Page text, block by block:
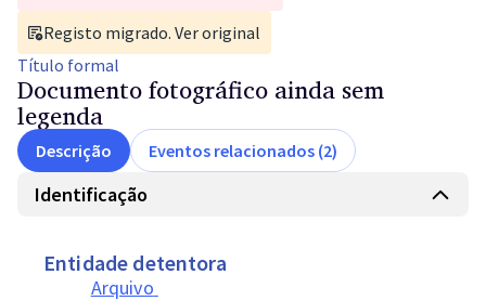
Registo migrado. Ver original
Título formal
Documento fotográfico ainda sem
legenda
Descrição Eventos relacionados (2)
Identificação
Entidade detentora
Arquivo